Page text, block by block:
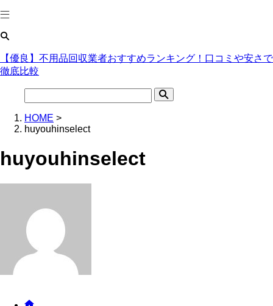
【優良】不用品回収業者おすすめランキング！口コミや安さで
徹底比較
HOME >
huyouhinselect
huyouhinselect